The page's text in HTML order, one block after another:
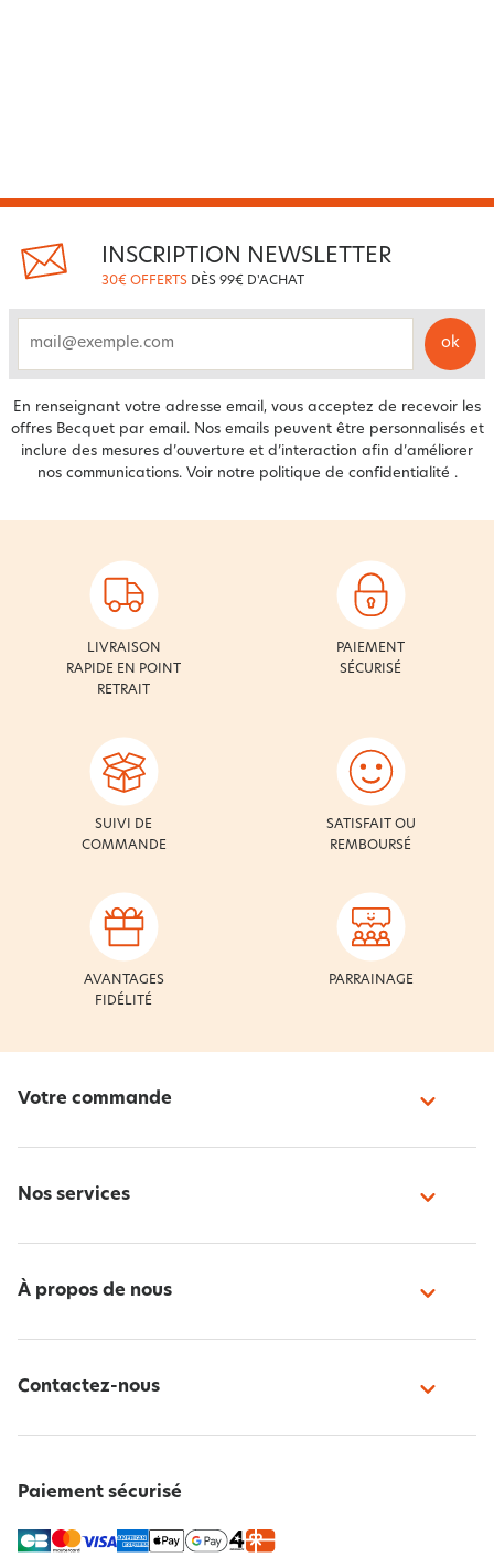
INSCRIPTION NEWSLETTER
30€ OFFERTS DÈS 99€ D'ACHAT
ok
En renseignant votre adresse email, vous acceptez de recevoir les
offres Becquet par email. Nos emails peuvent être personnalisés et
inclure des mesures d’ouverture et d’interaction afin d’améliorer
nos communications. Voir notre politique de confidentialité .
LIVRAISON
RAPIDE EN POINT
RETRAIT
PAIEMENT
SÉCURISÉ
SUIVI DE
COMMANDE
SATISFAIT OU
REMBOURSÉ
AVANTAGES
FIDÉLITÉ
PARRAINAGE
Votre commande
Nos services
À propos de nous
Contactez-nous
Paiement sécurisé